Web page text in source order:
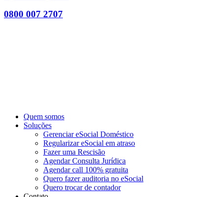
0800 007 2707
Quem somos
Soluções
Gerenciar eSocial Doméstico
Regularizar eSocial em atraso
Fazer uma Rescisão
Agendar Consulta Jurídica
Agendar call 100% gratuita
Quero fazer auditoria no eSocial
Quero trocar de contador